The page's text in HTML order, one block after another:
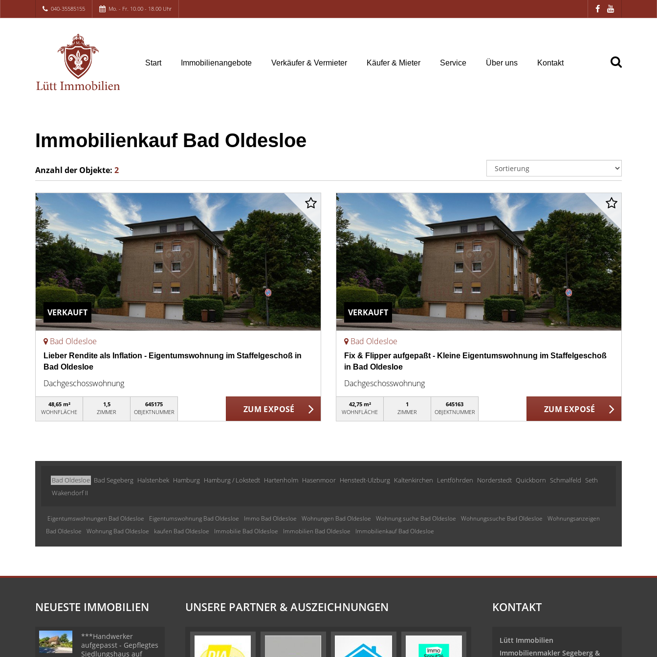
040-35585155 Mo. - Fr. 10.00 - 18.00 Uhr
Start Immobilienangebote Verkäufer & Vermieter Käufer & Mieter Service Über uns Kontakt
Immobilienkauf Bad Oldesloe
Anzahl der Objekte: 2
VERKAUFT
Bad Oldesloe
Lieber Rendite als Inflation - Eigentumswohnung im Staffelgeschoß in
Bad Oldesloe
Dachgeschosswohnung
48,65 m²
WOHNFLÄCHE
1,5
ZIMMER
645175
OBJEKTNUMMER
ZUM EXPOSÉ
VERKAUFT
Bad Oldesloe
Fix & Flipper aufgepaßt - Kleine Eigentumswohnung im Staffelgeschoß
in Bad Oldesloe
Dachgeschosswohnung
42,75 m²
WOHNFLÄCHE
1
ZIMMER
645163
OBJEKTNUMMER
ZUM EXPOSÉ
Bad Oldesloe Bad Segeberg Halstenbek Hamburg Hamburg / Lokstedt Hartenholm Hasenmoor Henstedt-Ulzburg Kaltenkirchen Lentföhrden Norderstedt Quickborn Schmalfeld Seth
Wakendorf II
Eigentumswohnungen Bad Oldesloe Eigentumswohnung Bad Oldesloe Immo Bad Oldesloe Wohnungen Bad Oldesloe Wohnung suche Bad Oldesloe Wohnungssuche Bad Oldesloe
Wohnungsanzeigen
Bad Oldesloe
Wohnung Bad Oldesloe kaufen Bad Oldesloe Immobilie Bad Oldesloe Immobilien Bad Oldesloe Immobilienkauf Bad Oldesloe
NEUESTE IMMOBILIEN
***Handwerker
aufgepasst - Gepflegtes
Siedlungshaus auf
UNSERE PARTNER & AUSZEICHNUNGEN KONTAKT
Lütt Immobilien
Immobilienmakler Segeberg &